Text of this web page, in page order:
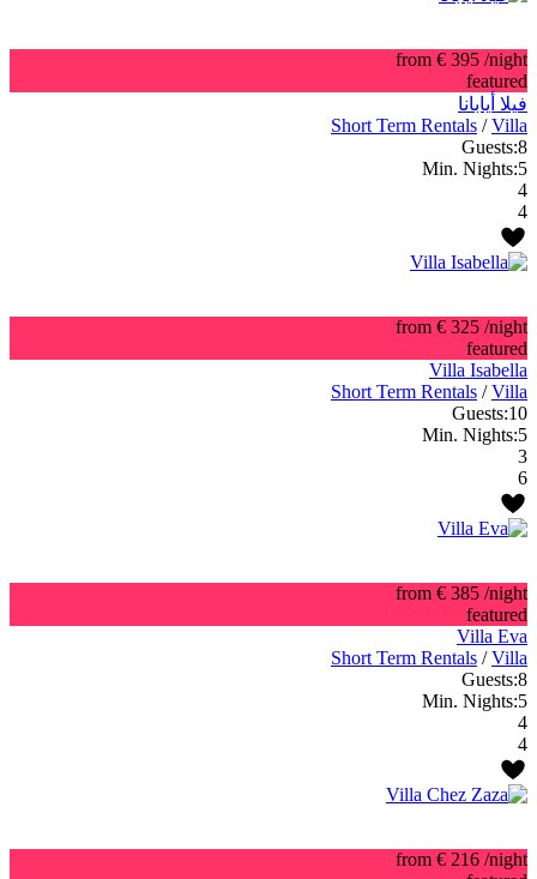
from € 395 /night
featured
فيلا أيابانا
Short Term Rentals /Villa
Guests:8
Min. Nights:5
4
4
from € 325 /night
featured
Villa Isabella
Short Term Rentals /Villa
Guests:10
Min. Nights:5
3
6
from € 385 /night
featured
Villa Eva
Short Term Rentals /Villa
Guests:8
Min. Nights:5
4
4
from € 216 /night